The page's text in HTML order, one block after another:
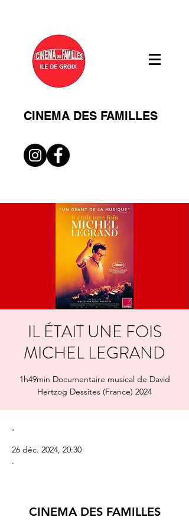
CINEMA DES FAMILLES
IL ÉTAIT UNE FOIS
MICHEL LEGRAND
1h49min Documentaire musical de David
Hertzog Dessites (France) 2024
.
26 déc. 2024, 20:30
.
CINEMA DES FAMILLES